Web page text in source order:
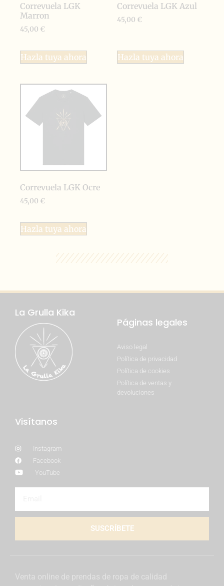
Correvuela LGK
Marron
45,00 €
Hazla tuya ahora
Correvuela LGK Azul
45,00 €
Hazla tuya ahora
Correvuela LGK Ocre
45,00 €
Hazla tuya ahora
La Grulla Kika
Páginas legales
Aviso legal
Política de privacidad
Política de cookies
Política de ventas y
devoluciones
Visítanos
Instagram
Facebook
YouTube
SUSCRÍBETE
Venta online de prendas de ropa de calidad